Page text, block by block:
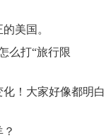
美国。
么打“旅行限
！大家好像都明白